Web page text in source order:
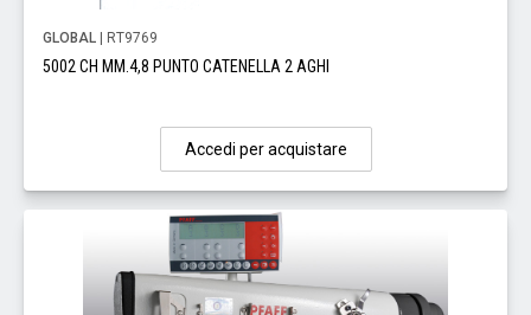
GLOBAL | RT9769
5002 CH MM.4,8 PUNTO CATENELLA 2 AGHI
Accedi per acquistare